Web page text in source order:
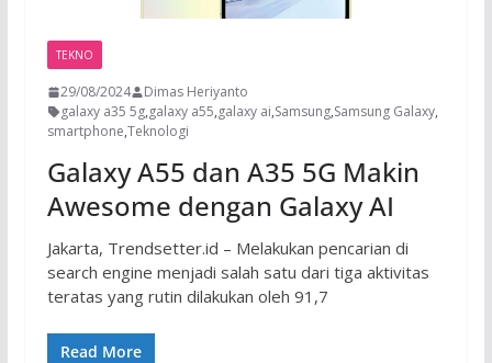
TEKNO
29/08/2024
Dimas Heriyanto
galaxy a35 5g,galaxy a55,galaxy ai,Samsung,Samsung Galaxy,
smartphone,Teknologi
Galaxy A55 dan A35 5G Makin
Awesome dengan Galaxy AI
Jakarta, Trendsetter.id – Melakukan pencarian di
search engine menjadi salah satu dari tiga aktivitas
teratas yang rutin dilakukan oleh 91,7
Read More